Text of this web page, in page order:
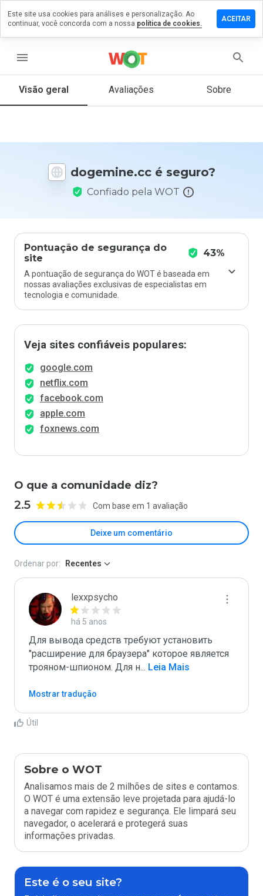
menu
Visão geral Avaliações Sobre
dogemine.cc é seguro?
Confiado pela WOT
Pontuação de segurança do
site
43%
A pontuação de segurança do WOT é baseada em
nossas avaliações exclusivas de especialistas em
tecnologia e comunidade.
Veja sites confiáveis populares:
google.com
netflix.com
facebook.com
apple.com
foxnews.com
O que a comunidade diz?
2.5 Com base em 1 avaliação
Deixe um comentário
um
que
Ordenar por: Recentes
lexxpsycho
há 5 anos
Для вывода средств требуют установить
"расширение для браузера" которое является
трояном-шпионом. Для н... Leia Mais
Mostrar tradução
Útil
Sobre o WOT
Analisamos mais de 2 milhões de sites e contamos.
O WOT é uma extensão leve projetada para ajudá-lo
a navegar com rapidez e segurança. Ele limpará seu
navegador, o acelerará e protegerá suas
informações privadas.
Este é o seu site?
Este site usa cookies para análises e personalização. Ao
continuar, você concorda com a nossa política de cookies.
ACEITAR